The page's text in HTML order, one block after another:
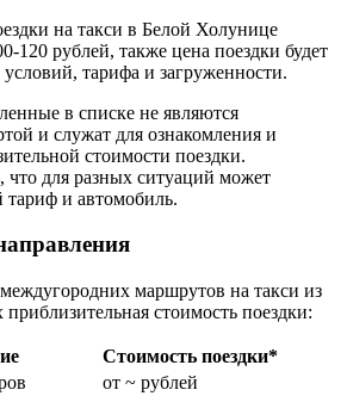
на такси в Белой Холунице
120 рублей, также цена поездки будет
тарифа и загруженности.
в списке не являются
и служат для ознакомления и
стоимости поездки.
для разных ситуаций может
и автомобиль.
маршрутов на такси из
стоимость поездки:
Стоимость поездки*
от ~ рублей